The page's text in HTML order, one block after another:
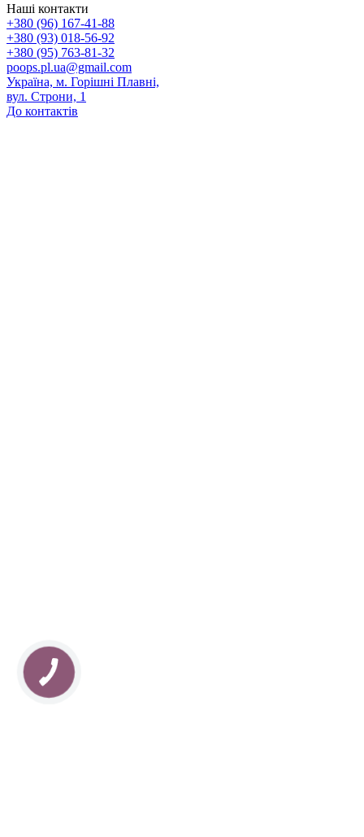
Наші контакти
+380 (96) 167-41-88
+380 (93) 018-56-92
+380 (95) 763-81-32
poops.pl.ua@gmail.com
Україна, м. Горішні Плавні,
вул. Строни, 1
До контактів